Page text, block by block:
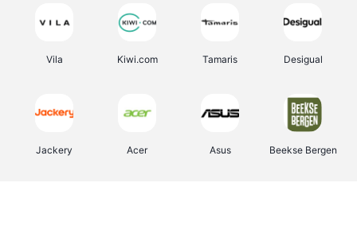
Vila Kiwi.com Tamaris Desigual
Jackery Acer Asus Beekse Bergen